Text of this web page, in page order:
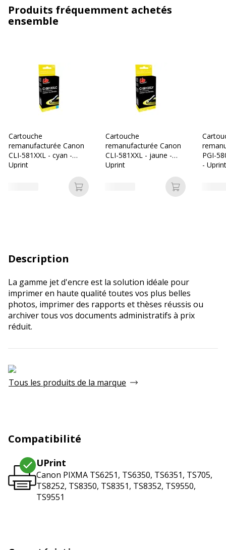
Produits fréquemment achetés
ensemble
Cartouche
remanufacturée Canon
CLI-581XXL - cyan -
Uprint
Ajouter au panier
Cartouche
remanufacturée Canon
CLI-581XXL - jaune -
Uprint
Ajouter au
PGI-
- Uprint
Description
La gamme jet d'encre est la solution idéale pour
imprimer en haute qualité toutes vos plus belles
photos, imprimer des rapports et thèses réussis ou
archiver tous vos documents administratifs à prix
réduit.
Tous les produits de la marque
Compatibilité
UPrint
Canon PIXMA TS6251, TS6350, TS6351, TS705,
TS8252, TS8350, TS8351, TS8352, TS9550,
TS9551